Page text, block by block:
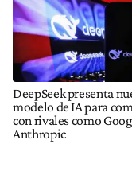
DeepSeek presenta
modelo de IA para
con rivales como
Anthropic